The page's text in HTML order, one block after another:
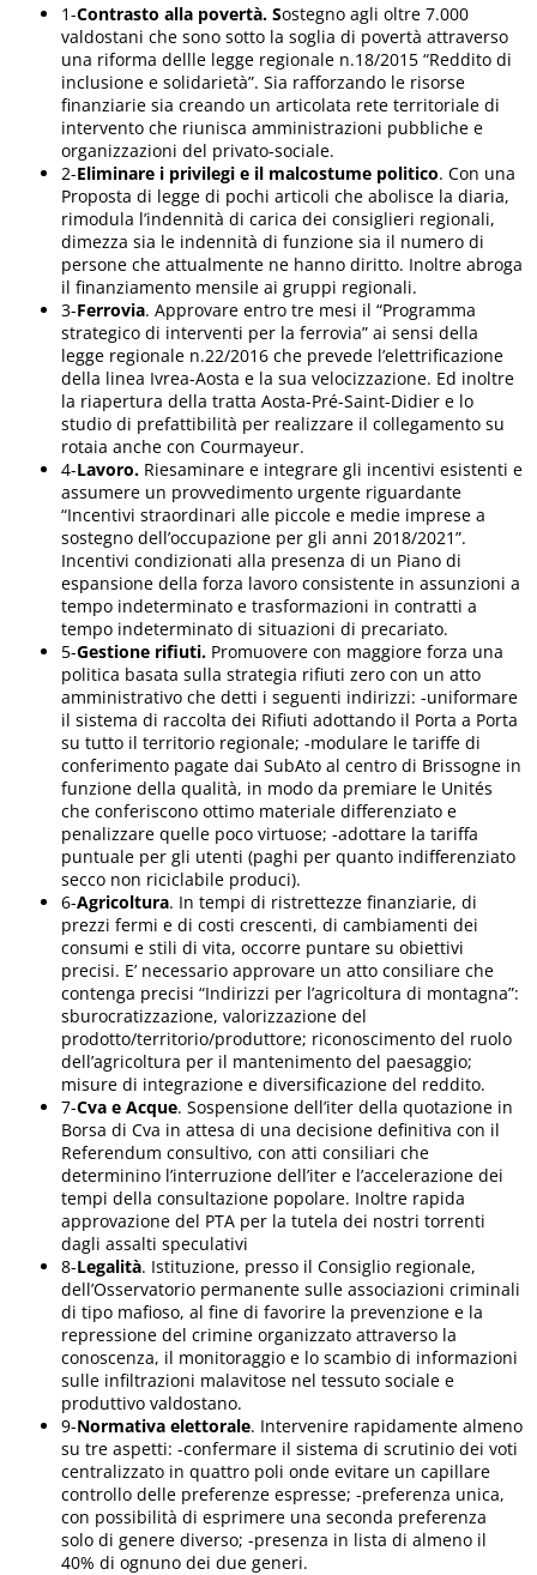
1-Contrasto alla povertà. Sostegno agli oltre 7.000
valdostani che sono sotto la soglia di povertà attraverso
una riforma dellle legge regionale n.18/2015 “Reddito di
inclusione e solidarietà”. Sia rafforzando le risorse
finanziarie sia creando un articolata rete territoriale di
intervento che riunisca amministrazioni pubbliche e
organizzazioni del privato-sociale.
2-Eliminare i privilegi e il malcostume politico. Con una
Proposta di legge di pochi articoli che abolisce la diaria,
rimodula l’indennità di carica dei consiglieri regionali,
dimezza sia le indennità di funzione sia il numero di
persone che attualmente ne hanno diritto. Inoltre abroga
il finanziamento mensile ai gruppi regionali.
3-Ferrovia. Approvare entro tre mesi il “Programma
strategico di interventi per la ferrovia” ai sensi della
legge regionale n.22/2016 che prevede l’elettrificazione
della linea Ivrea-Aosta e la sua velocizzazione. Ed inoltre
la riapertura della tratta Aosta-Pré-Saint-Didier e lo
studio di prefattibilità per realizzare il collegamento su
rotaia anche con Courmayeur.
4-Lavoro. Riesaminare e integrare gli incentivi esistenti e
assumere un provvedimento urgente riguardante
“Incentivi straordinari alle piccole e medie imprese a
sostegno dell’occupazione per gli anni 2018/2021”.
Incentivi condizionati alla presenza di un Piano di
espansione della forza lavoro consistente in assunzioni a
tempo indeterminato e trasformazioni in contratti a
tempo indeterminato di situazioni di precariato.
5-Gestione rifiuti. Promuovere con maggiore forza una
politica basata sulla strategia rifiuti zero con un atto
amministrativo che detti i seguenti indirizzi: -uniformare
il sistema di raccolta dei Rifiuti adottando il Porta a Porta
su tutto il territorio regionale; -modulare le tariffe di
conferimento pagate dai SubAto al centro di Brissogne in
funzione della qualità, in modo da premiare le Unités
che conferiscono ottimo materiale differenziato e
penalizzare quelle poco virtuose; -adottare la tariffa
puntuale per gli utenti (paghi per quanto indifferenziato
secco non riciclabile produci).
6-Agricoltura. In tempi di ristrettezze finanziarie, di
prezzi fermi e di costi crescenti, di cambiamenti dei
consumi e stili di vita, occorre puntare su obiettivi
precisi. E’ necessario approvare un atto consiliare che
contenga precisi “Indirizzi per l’agricoltura di montagna”:
sburocratizzazione, valorizzazione del
prodotto/territorio/produttore; riconoscimento del ruolo
dell’agricoltura per il mantenimento del paesaggio;
misure di integrazione e diversificazione del reddito.
7-Cva e Acque. Sospensione dell’iter della quotazione in
Borsa di Cva in attesa di una decisione definitiva con il
Referendum consultivo, con atti consiliari che
determinino l’interruzione dell’iter e l’accelerazione dei
tempi della consultazione popolare. Inoltre rapida
approvazione del PTA per la tutela dei nostri torrenti
dagli assalti speculativi
8-Legalità. Istituzione, presso il Consiglio regionale,
dell’Osservatorio permanente sulle associazioni criminali
di tipo mafioso, al fine di favorire la prevenzione e la
repressione del crimine organizzato attraverso la
conoscenza, il monitoraggio e lo scambio di informazioni
sulle infiltrazioni malavitose nel tessuto sociale e
produttivo valdostano.
9-Normativa elettorale. Intervenire rapidamente almeno
su tre aspetti: -confermare il sistema di scrutinio dei voti
centralizzato in quattro poli onde evitare un capillare
controllo delle preferenze espresse; -preferenza unica,
con possibilità di esprimere una seconda preferenza
solo di genere diverso; -presenza in lista di almeno il
40% di ognuno dei due generi.